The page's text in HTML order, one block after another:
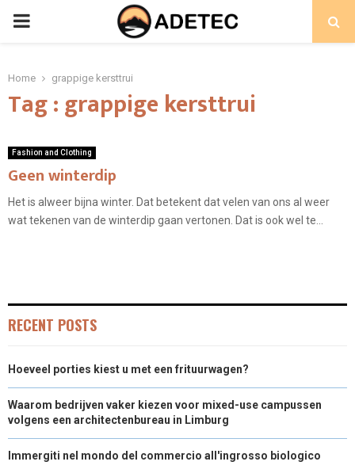
PRIMARY
Home grappige kersttrui
Tag : grappige kersttrui
Fashion and Clothing
Geen winterdip
Het is alweer bijna winter. Dat betekent dat velen van ons al weer
wat tekenen van de winterdip gaan vertonen. Dat is ook wel te...
RECENT POSTS
Hoeveel porties kiest u met een frituurwagen?
Waarom bedrijven vaker kiezen voor mixed-use campussen
volgens een architectenbureau in Limburg
Immergiti nel mondo del commercio all'ingrosso biologico